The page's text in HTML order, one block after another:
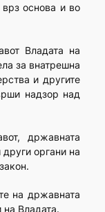
основа и во
Владата на
за внатрешна
и другите
надзор над
државната
органи на
на државната
на Владата.